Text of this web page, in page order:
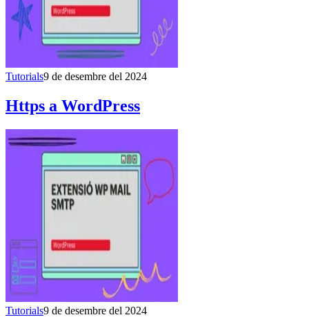
Tutorials9 de desembre del 2024
Https a WordPress
Tutorials9 de desembre del 2024